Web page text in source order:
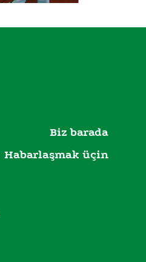
Biz barada
Habarlaşmak üçin